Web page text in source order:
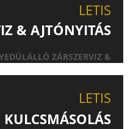
LETIS
& AJTÓNYITÁS
ZÁRSZERVIZ &
LETIS
KULCSMÁSOLÁS